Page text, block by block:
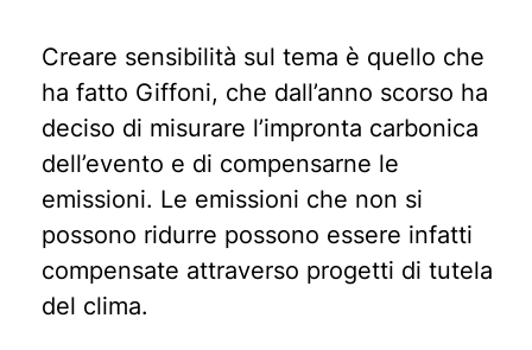
Creare sensibilità sul tema è quello che
ha fatto Giffoni, che dall’anno scorso ha
deciso di misurare l’impronta carbonica
dell’evento e di compensarne le
emissioni. Le emissioni che non si
possono ridurre possono essere infatti
compensate attraverso progetti di tutela
del clima.